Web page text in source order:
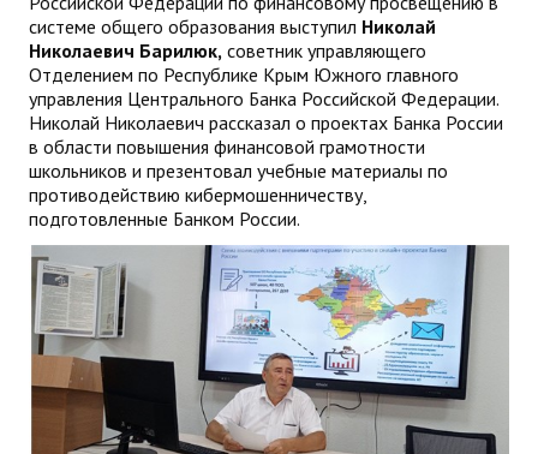
системе общего образования выступил Николай
Николаевич Барилюк, советник управляющего
Отделением по Республике Крым Южного главного
управления Центрального Банка Российской Федерации.
Николай Николаевич рассказал о проектах Банка России
в области повышения финансовой грамотности
школьников и презентовал учебные материалы по
противодействию кибермошенничеству,
подготовленные Банком России.